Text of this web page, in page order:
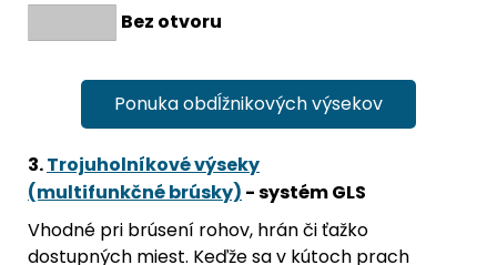
Bez otvoru
Ponuka obdĺžnikových výsekov
3.Trojuholníkové výseky
(multifunkčné brúsky) - systém GLS
Vhodné pri brúsení rohov, hrán či ťažko
dostupných miest. Keďže sa v kútoch prach